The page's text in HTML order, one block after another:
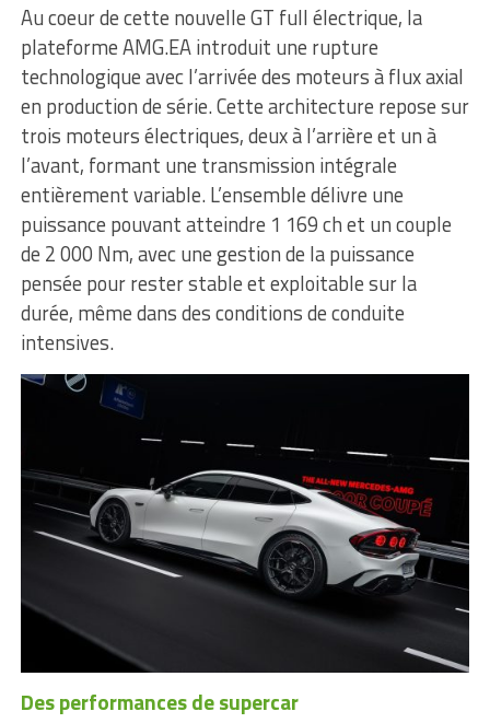
Au coeur de cette nouvelle GT full électrique, la
plateforme AMG.EA introduit une rupture
technologique avec l’arrivée des moteurs à flux axial
en production de série. Cette architecture repose sur
trois moteurs électriques, deux à l’arrière et un à
l’avant, formant une transmission intégrale
entièrement variable. L’ensemble délivre une
puissance pouvant atteindre 1 169 ch et un couple
de 2 000 Nm, avec une gestion de la puissance
pensée pour rester stable et exploitable sur la
durée, même dans des conditions de conduite
intensives.
Des performances de supercar